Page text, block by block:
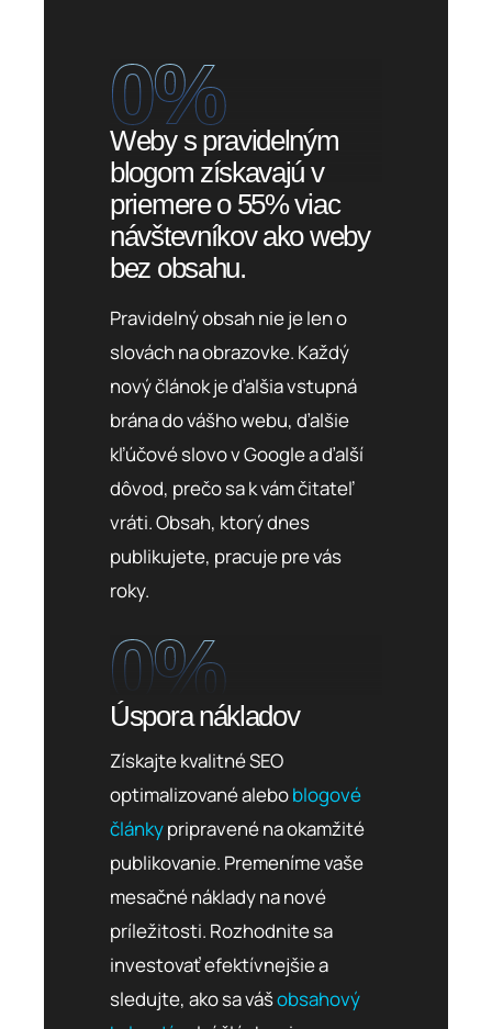
0%
Weby s pravidelným
blogom získavajú v
priemere o 55% viac
návštevníkov ako weby
bez obsahu.
Pravidelný obsah nie je len o
slovách na obrazovke. Každý
nový článok je ďalšia vstupná
brána do vášho webu, ďalšie
kľúčové slovo v Google a ďalší
dôvod, prečo sa k vám čitateľ
vráti. Obsah, ktorý dnes
publikujete, pracuje pre vás
roky.
0%
Úspora nákladov
Získajte kvalitné SEO
optimalizované aleboblogové
článkypripravené na okamžité
publikovanie. Premeníme vaše
mesačné náklady na nové
príležitosti. Rozhodnite sa
investovať efektívnejšie a
sledujte, ako sa vášobsahový